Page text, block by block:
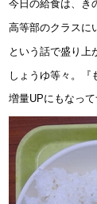
本日（10/13）
2019年10月13日
運動会を13日（
2019年10月11日
令和2年度 入
2019年9月 2日 15:06
育友会夏祭り中
2019年7月26日 16:34
今日の給食は、き
高等部のクラスに
という話で盛り上
しょうゆ等々。『
増量UPにもなっ